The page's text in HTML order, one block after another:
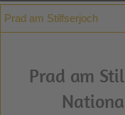
Prad am Stilfserjoch
Prad am